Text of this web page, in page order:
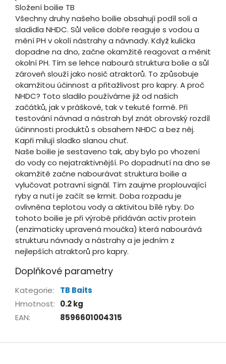
Složení boilie TB
Všechny druhy našeho boilie obsahují podíl soli a
sladidla NHDC. Sůl velice dobře reaguje s vodou a
mění PH v okolí nástrahy a návnady. Když kulička
dopadne na dno, začne okamžitě reagovat a měnit
okolní PH. Tím se lehce nabourá struktura bolie a sůl
zároveň slouží jako nosič atraktorů. To způsobuje
okamžitou účinnost a přitažlivost pro kapry. A proč
NHDC? Toto sladilo používáme již od našich
začátků, jak v práškové, tak v tekuté formě. Při
testování návnad a nástrah byl znát obrovský rozdíl
účinnnosti produktů s obsahem NHDC a bez něj.
Kapři milují sladko slanou chuť.
Naše boilie je sestaveno tak, aby bylo po vhození
do vody co nejatraktivnější. Po dopadnutí na dno se
okamžitě začne nabourávat struktura boilie a
vylučovat potravní signál. Tím zaujme proplouvající
ryby a nutí je začít se krmit. Doba rozpadu je
ovlivněna teplotou vody a aktivitou bílé ryby. Do
tohoto boilie je při výrobě přidáván activ protein
(enzimaticky upravená moučka) která nabourává
strukturu návnady a nástrahy a je jedním z
nejlepších atraktorů pro kapry.
Doplňkové parametry
Kategorie:
TB Baits
Hmotnost: 0.2 kg
EAN: 8596601004315
Z